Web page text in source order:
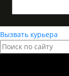
Вызвать курьера